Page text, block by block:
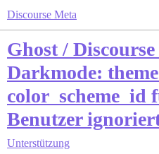
Discourse Meta
Ghost /
Darkmode:
color_scheme_id
Benutzer
Unterstützung